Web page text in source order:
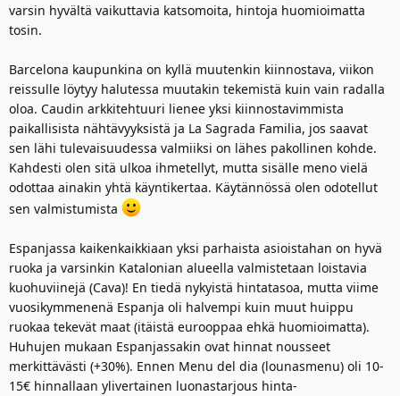
varsin hyvältä vaikuttavia katsomoita, hintoja huomioimatta
tosin.
Barcelona kaupunkina on kyllä muutenkin kiinnostava, viikon
reissulle löytyy halutessa muutakin tekemistä kuin vain radalla
oloa. Caudin arkkitehtuuri lienee yksi kiinnostavimmista
paikallisista nähtävyyksistä ja La Sagrada Familia, jos saavat
sen lähi tulevaisuudessa valmiiksi on lähes pakollinen kohde.
Kahdesti olen sitä ulkoa ihmetellyt, mutta sisälle meno vielä
odottaa ainakin yhtä käyntikertaa. Käytännössä olen odotellut
sen valmistumista
Espanjassa kaikenkaikkiaan yksi parhaista asioistahan on hyvä
ruoka ja varsinkin Katalonian alueella valmistetaan loistavia
kuohuviinejä (Cava)! En tiedä nykyistä hintatasoa, mutta viime
vuosikymmenenä Espanja oli halvempi kuin muut huippu
ruokaa tekevät maat (itäistä eurooppaa ehkä huomioimatta).
Huhujen mukaan Espanjassakin ovat hinnat nousseet
merkittävästi (+30%). Ennen Menu del dia (lounasmenu) oli 10-
15€ hinnallaan ylivertainen luonastarjous hinta-